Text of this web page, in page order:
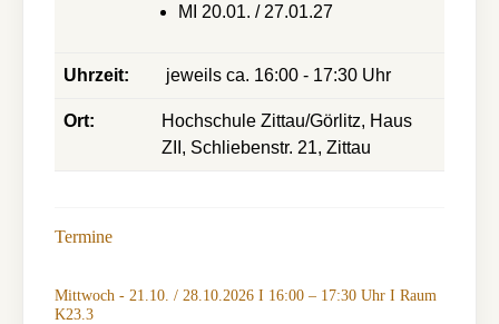
MI 20.01. / 27.01.27
Uhrzeit: jeweils ca. 16:00 - 17:30 Uhr
Ort:
Hochschule Zittau/Görlitz, Haus
ZII, Schliebenstr. 21, Zittau
Termine
Mittwoch - 21.10. / 28.10.2026 I 16:00 – 17:30 Uhr I Raum
K23.3